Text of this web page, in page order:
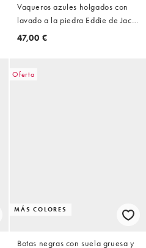
Vaqueros azules holgados con
lavado a la piedra Eddie de Jack
& Jones
47,00 €
Oferta
MÁS COLORES
Botas negras con suela gruesa y